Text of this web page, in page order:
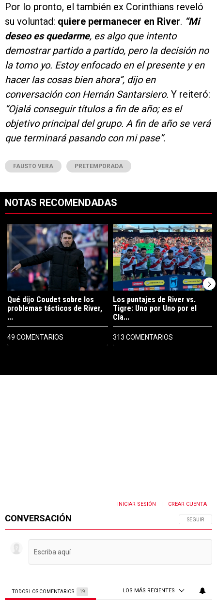
Por lo pronto, el también ex Corinthians reveló
su voluntad: quiere permanecer en River. “Mi
deseo es quedarme, es algo que intento
demostrar partido a partido, pero la decisión no
la tomo yo. Estoy enfocado en el presente y en
hacer las cosas bien ahora”, dijo en
conversación con Hernán Santarsiero. Y reiteró:
“Ojalá conseguir títulos a fin de año; es el
objetivo principal del grupo. A fin de año se verá
que terminará pasando con mi pase”.
FAUSTO VERA PRETEMPORADA
NOTAS RECOMENDADAS
Un artículo de tendencia con el título "Qué dijo Coudet sobre los
Qué dijo Coudet sobre los
problemas tácticos de River,
...
49 COMENTARIOS
Un artículo de tendencia con el
Los puntajes de River vs.
Tigre: Uno por Uno por el
Cla...
313 COMENTARIOS
CONVERSACIÓN SIGA ESTA
SEGUIR
INICIAR SESIÓN CREAR CUENTA
TODOS LOS COMENTARIOS 19 LOS MÁS RECIENTES